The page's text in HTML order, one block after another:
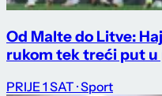
Od Malte do Litve:
rukom tek treći put u
PRIJE 1 SAT · Sport